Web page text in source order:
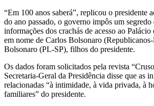
“Em 100 anos saberá”, replicou o presidente
do ano passado, o governo impôs um segredo
informações dos crachás de acesso ao
em nome de Carlos Bolsonaro
Bolsonaro (PL-SP), filhos do presidente.
Os dados foram solicitados pela revista
Secretaria-Geral da Presidência disse que as
relacionadas “à intimidade, à vida privada, à
familiares” do presidente.